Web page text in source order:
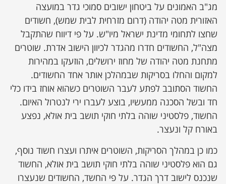
מג"ב האמונים על ביטחון ישובים סמוכי גדר במועצה
האזורית מטה יהודה (דרום מזרחית לבית שמש), חשודים
שחצו לתחומי מדינת ישראל מיו"ש. על פי דיווח שהתקבל
מצה"ל, החשודים חדרו מהגדר לכיוון הישוב אדרת. שוטרים
מתחנת מטה יהודה של מחוז ירושלים, הוזעקו במהירות
למקום והחלו בסריקות שבמהלכן אותר אחד החשודים.
החשוד הסתובב לפתע לעבר השוטרים כשהוא אוחז בידו כלי
חד ובשל הסכנה ממעשיו, בוצע לעברו ירי לנטרול האיום.
החשוד, פלסטיני שוהה בלתי חוקי תושב בית אולא, נפצע
באורח קל ונעצר.
כמו כן במהלך הסריקות, השוטרים איתרו ועצרו חשוד נוסף,
גם הוא פלסטיני שוהה בלתי חוקי תושב בית אולא, החשוד
שנכנס לישוב דרך הגדר. על פי החשד, החשודים שנעצרו